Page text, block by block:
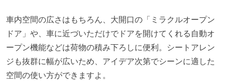
車内空間の広さはもちろん、大開口の「ミラクルオープン
ドア」や、車に近づいただけでドアを開けてくれる自動オ
ープン機能などは荷物の積み下ろしに便利。シートアレン
ジも抜群に幅が広いため、アイデア次第でシーンに適した
空間の使い方ができますよ。